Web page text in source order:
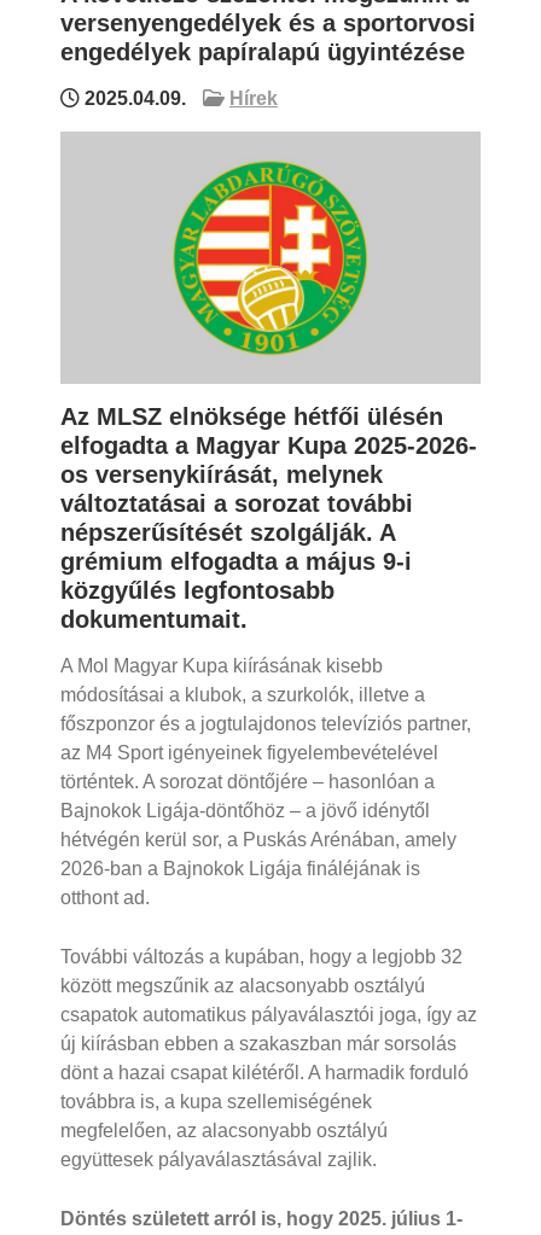
versenyengedélyek és a sportorvosi
engedélyek papíralapú ügyintézése
2025.04.09. Hírek
Az MLSZ elnöksége hétfői ülésén
elfogadta a Magyar Kupa 2025-2026-
os versenykiírását, melynek
változtatásai a sorozat további
népszerűsítését szolgálják. A
grémium elfogadta a május 9-i
közgyűlés legfontosabb
dokumentumait.
A Mol Magyar Kupa kiírásának kisebb
módosításai a klubok, a szurkolók, illetve a
főszponzor és a jogtulajdonos televíziós partner,
az M4 Sport igényeinek figyelembevételével
történtek. A sorozat döntőjére – hasonlóan a
Bajnokok Ligája-döntőhöz – a jövő idénytől
hétvégén kerül sor, a Puskás Arénában, amely
2026-ban a Bajnokok Ligája fináléjának is
otthont ad.
További változás a kupában, hogy a legjobb 32
között megszűnik az alacsonyabb osztályú
csapatok automatikus pályaválasztói joga, így az
új kiírásban ebben a szakaszban már sorsolás
dönt a hazai csapat kilétéről. A harmadik forduló
továbbra is, a kupa szellemiségének
megfelelően, az alacsonyabb osztályú
együttesek pályaválasztásával zajlik.
Döntés született arról is, hogy 2025. július 1-